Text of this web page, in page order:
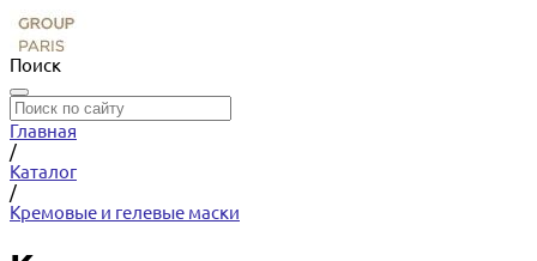
Поиск
Главная
/
Каталог
/
Кремовые и гелевые маски